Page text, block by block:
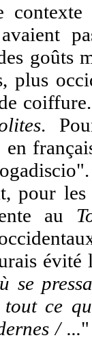
goûts
plus
.
pour
au
se
ce
/ ..."